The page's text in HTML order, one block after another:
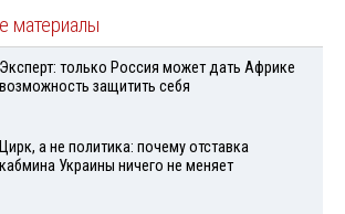
материалы
Эксперт: только Россия может дать Африке
возможность защитить себя
Цирк, а не политика: почему отставка
кабмина Украины ничего не меняет